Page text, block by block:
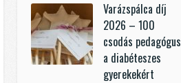
Varázspálca díj
2026 – 100
csodás pedagógus
a diabéteszes
gyerekekért